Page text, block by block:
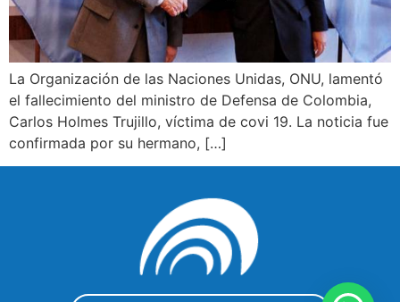
La Organización de las Naciones Unidas, ONU, lamentó
el fallecimiento del ministro de Defensa de Colombia,
Carlos Holmes Trujillo, víctima de covi 19. La noticia fue
confirmada por su hermano, […]